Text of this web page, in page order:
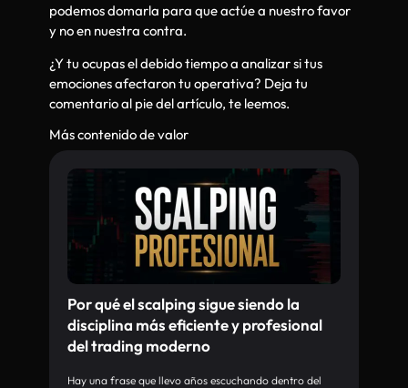
podemos domarla para que actúe a nuestro favor
y no en nuestra contra.
¿Y tu ocupas el debido tiempo a analizar si tus
emociones afectaron tu operativa? Deja tu
comentario al pie del artículo, te leemos.
Más contenido de valor
Por qué el scalping sigue siendo la
disciplina más eficiente y profesional
del trading moderno
Hay una frase que llevo años escuchando dentro del